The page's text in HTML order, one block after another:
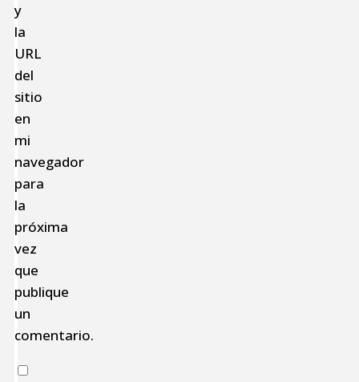
y
la
URL
del
sitio
en
mi
navegador
para
la
próxima
vez
que
publique
un
comentario.